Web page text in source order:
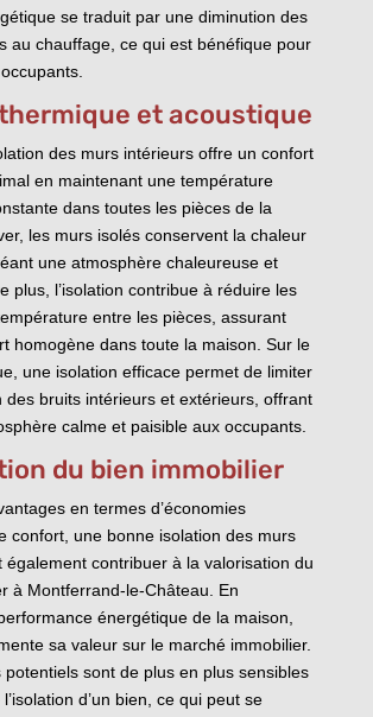
se traduit par une diminution des
au chauffage, ce qui est bénéfique pour
et acoustique
des murs intérieurs offre un confort
en maintenant une température
dans toutes les pièces de la
les murs isolés conservent la chaleur
une atmosphère chaleureuse et
plus, l’isolation contribue à réduire les
entre les pièces, assurant
homogène dans toute la maison. Sur le
une isolation efficace permet de limiter
des bruits intérieurs et extérieurs, offrant
calme et paisible aux occupants.
du bien immobilier
en termes d’économies
confort, une bonne isolation des murs
également contribuer à la valorisation du
à Montferrand-le-Château. En
énergétique de la maison,
sa valeur sur le marché immobilier.
potentiels sont de plus en plus sensibles
d’un bien, ce qui peut se